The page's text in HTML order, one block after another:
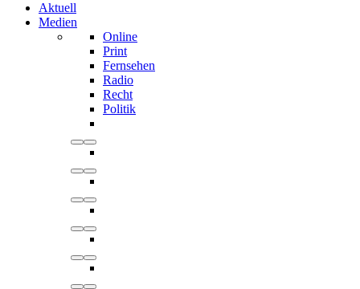
Aktuell
Medien
Online
Print
Fernsehen
Radio
Recht
Politik